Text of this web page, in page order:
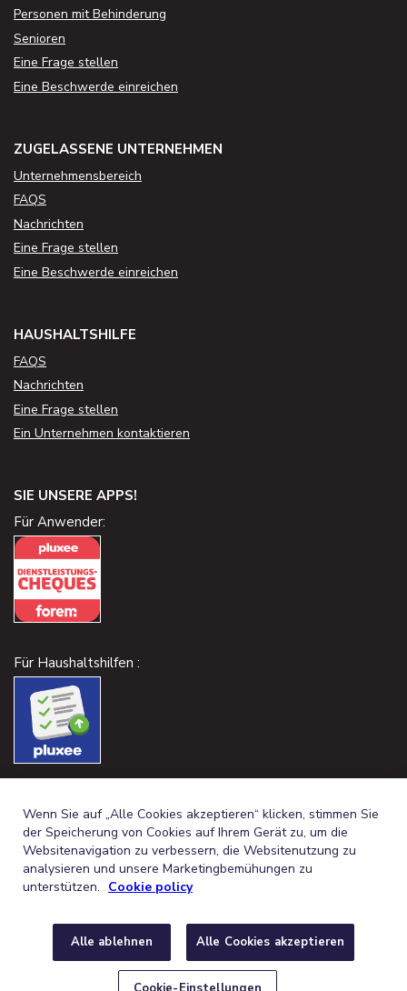
Personen mit Behinderung
Senioren
Eine Frage stellen
Eine Beschwerde einreichen
ZUGELASSENE UNTERNEHMEN
Unternehmensbereich
FAQS
Nachrichten
Eine Frage stellen
Eine Beschwerde einreichen
HAUSHALTSHILFE
FAQS
Nachrichten
Eine Frage stellen
Ein Unternehmen kontaktieren
SIE UNSERE APPS!
Für Anwender:
Für Haushaltshilfen :
GERMAN (BELGIUM)
FRFRANÇAIS (BELGIQUE)
RECHTLICHE HINWEISE DATENSCHUTZ
Wenn Sie auf „Alle Cookies akzeptieren“ klicken, stimmen Sie
der Speicherung von Cookies auf Ihrem Gerät zu, um die
Websitenavigation zu verbessern, die Websitenutzung zu
analysieren und unsere Marketingbemühungen zu
unterstützen. Cookie policy
Alle ablehnen Alle Cookies akzeptieren